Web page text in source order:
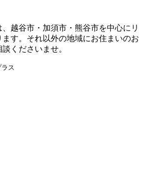
越谷市・加須市・熊谷市を中心にリ
す。それ以外の地域にお住まいのお
くださいませ。
ス